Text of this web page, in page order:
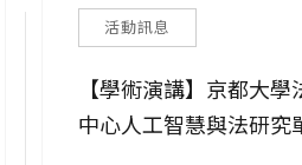
活動訊息
【學術演講】京都大
中心人工智慧與法研究